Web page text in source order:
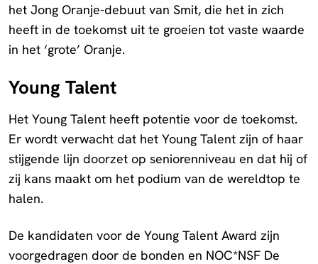
het Jong Oranje-debuut van Smit, die het in zich
heeft in de toekomst uit te groeien tot vaste waarde
in het ‘grote’ Oranje.
Young Talent
Het Young Talent heeft potentie voor de toekomst.
Er wordt verwacht dat het Young Talent zijn of haar
stijgende lijn doorzet op seniorenniveau en dat hij of
zij kans maakt om het podium van de wereldtop te
halen.
De kandidaten voor de Young Talent Award zijn
voorgedragen door de bonden en NOC*NSF De